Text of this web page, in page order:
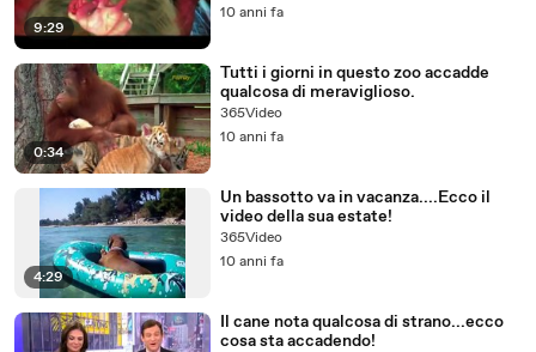
9:29
10 anni fa
0:34
Tutti i giorni in questo zoo accadde
qualcosa di meraviglioso.
365Video
10 anni fa
4:29
Un bassotto va in vacanza....Ecco il
video della sua estate!
365Video
10 anni fa
Il cane nota qualcosa di strano...ecco
cosa sta accadendo!